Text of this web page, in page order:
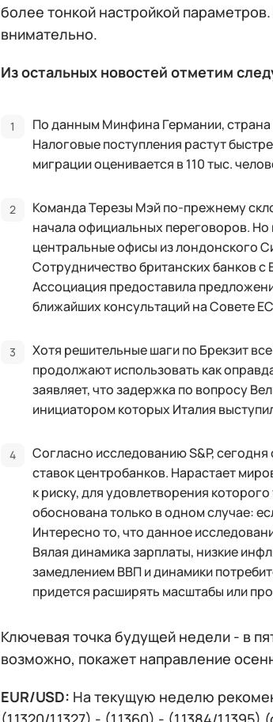
более тонкой настройкой
внимательно.
Из остальных новостей отметим
По данным Минфина Германии, страна
Налоговые поступления растут
миграции оценивается в 110 тыс.
Команда Терезы Мэй по-прежнему
начала официальных переговоров. Но
центральные офисы из лондонского
Сотрудничество британских банков
Ассоциация предоставила
ближайших консультаций на Совете
Хотя решительные шаги по Брекзит
продолжают использовать как
заявляет, что задержка по вопросу
инициатором которых Италия
Согласно исследованию S&P,
ставок центробанков. Нарастает
к риску, для удовлетворения
обоснована только в одном случае:
Интересно то, что данное
Вялая динамика зарплаты, низкие
замедлением ВВП и динамики
придется расширять масштабы или
Ключевая точка будущей недели - в
возможно, покажет направление
EUR/USD: На текущую неделю